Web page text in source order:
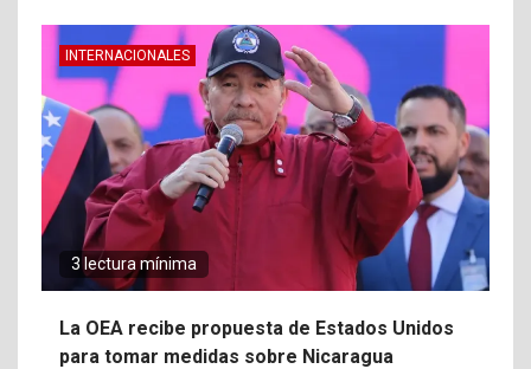
INTERNACIONALES
3 lectura mínima
La OEA recibe propuesta de Estados Unidos
para tomar medidas sobre Nicaragua